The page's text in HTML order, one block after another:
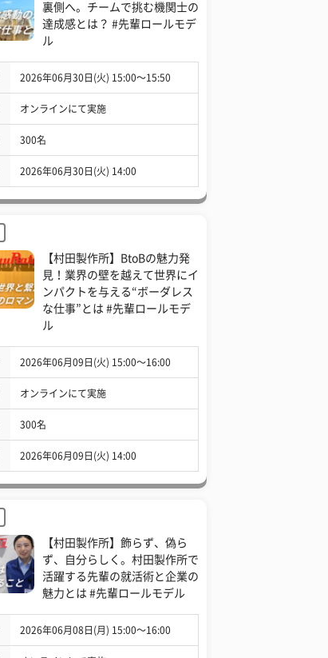
裏側へ。チームで挑む機関士の
達成感とは？ #先輩ロールモデ
ル
2026年06月30日(火) 15:00〜15:50
オンラインにて実施
300名
2026年06月30日(火) 14:00
【村田製作所】BtoBの魅力発
見！業界の壁を越えて世界にイ
ンパクトを与える“ボーダレス
な仕事”とは #先輩ロールモデ
ル
2026年06月09日(火) 15:00〜16:00
オンラインにて実施
300名
2026年06月09日(火) 14:00
【村田製作所】飾らず、偽ら
ず、自分らしく。村田製作所で
活躍する先輩の就活術と企業の
魅力とは #先輩ロールモデル
2026年06月08日(月) 15:00〜16:00